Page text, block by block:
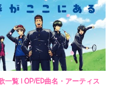
一覧 | OP/ED曲名・アーティス